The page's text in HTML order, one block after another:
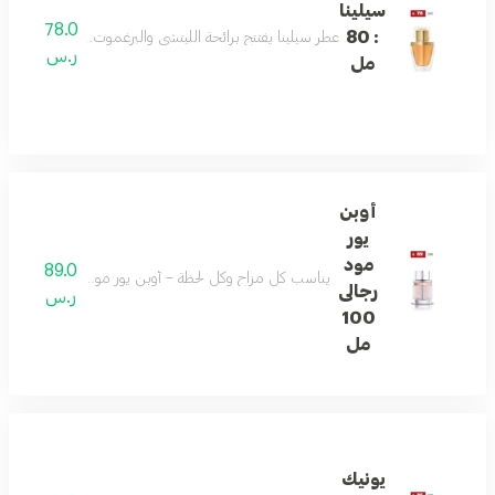
سيلينا
: 80
مل
عطر سيلينا يفتتح برائحة الليتشي والبرغموت، ثم يتدرج
78.0
ر.س
أوبن
يور
مود
رجالى
100
مل
يناسب كل مزاج وكل لحظة – أوبن يور مود يمزج89.0
ر.س
يونيك